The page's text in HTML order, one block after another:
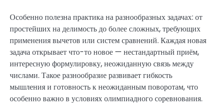
Особенно полезна практика на разнообразных задачах: от
простейших на делимость до более сложных, требующих
применения вычетов или систем сравнений. Каждая новая
задача открывает что-то новое — нестандартный приём,
интересную формулировку, неожиданную связь между
числами. Такое разнообразие развивает гибкость
мышления и готовность к неожиданным поворотам, что
особенно важно в условиях олимпиадного соревнования.